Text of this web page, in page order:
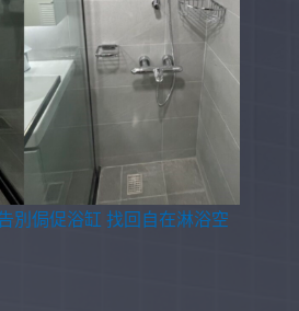
別侷促浴缸 找回自在淋浴空